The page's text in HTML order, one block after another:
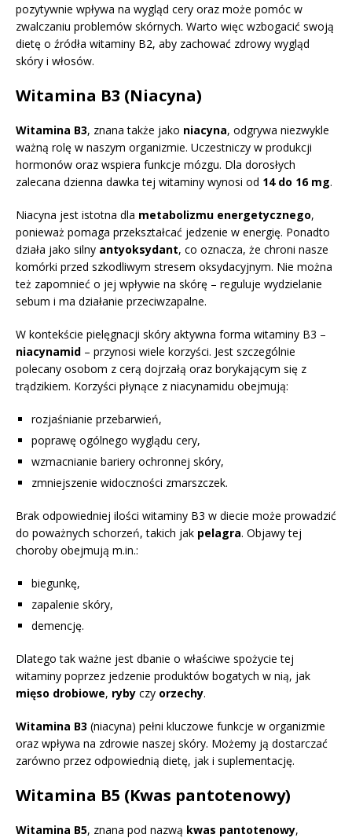
pozytywnie wpływa na wygląd cery oraz może pomóc w
zwalczaniu problemów skórnych. Warto więc wzbogacić swoją
dietę o źródła witaminy B2, aby zachować zdrowy wygląd
skóry i włosów.
Witamina B3 (Niacyna)
Witamina B3, znana także jako niacyna, odgrywa niezwykle
ważną rolę w naszym organizmie. Uczestniczy w produkcji
hormonów oraz wspiera funkcje mózgu. Dla dorosłych
zalecana dzienna dawka tej witaminy wynosi od 14 do 16 mg.
Niacyna jest istotna dla metabolizmu energetycznego,
ponieważ pomaga przekształcać jedzenie w energię. Ponadto
działa jako silny antyoksydant, co oznacza, że chroni nasze
komórki przed szkodliwym stresem oksydacyjnym. Nie można
też zapomnieć o jej wpływie na skórę – reguluje wydzielanie
sebum i ma działanie przeciwzapalne.
W kontekście pielęgnacji skóry aktywna forma witaminy B3 –
niacynamid – przynosi wiele korzyści. Jest szczególnie
polecany osobom z cerą dojrzałą oraz borykającym się z
trądzikiem. Korzyści płynące z niacynamidu obejmują:
rozjaśnianie przebarwień,
poprawę ogólnego wyglądu cery,
wzmacnianie bariery ochronnej skóry,
zmniejszenie widoczności zmarszczek.
Brak odpowiedniej ilości witaminy B3 w diecie może prowadzić
do poważnych schorzeń, takich jak pelagra. Objawy tej
choroby obejmują m.in.:
biegunkę,
zapalenie skóry,
demencję.
Dlatego tak ważne jest dbanie o właściwe spożycie tej
witaminy poprzez jedzenie produktów bogatych w nią, jak
mięso drobiowe, ryby czy orzechy.
Witamina B3 (niacyna) pełni kluczowe funkcje w organizmie
oraz wpływa na zdrowie naszej skóry. Możemy ją dostarczać
zarówno przez odpowiednią dietę, jak i suplementację.
Witamina B5 (Kwas pantotenowy)
Witamina B5, znana pod nazwą kwas pantotenowy,